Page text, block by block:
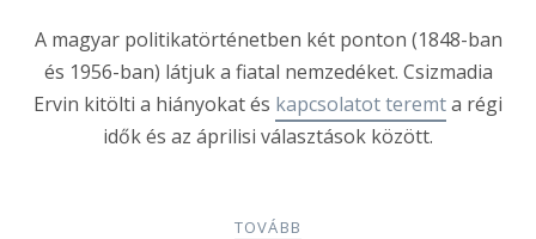
A magyar politikatörténetben két ponton (1848-ban
és 1956-ban) látjuk a fiatal nemzedéket. Csizmadia
Ervin kitölti a hiányokat és kapcsolatot teremta régi
idők és az áprilisi választások között.
TOVÁBB